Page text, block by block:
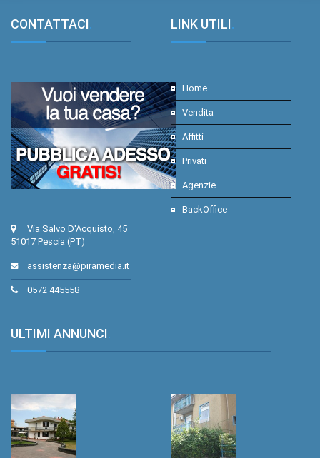
CONTATTACI.
Via Salvo D'Acquisto, 45
51017 Pescia (PT)
assistenza@piramedia.it
0572 445558
LINK UTILI.
Home
Vendita
Affitti
Privati
Agenzie
BackOffice
ULTIMI ANNUNCI.